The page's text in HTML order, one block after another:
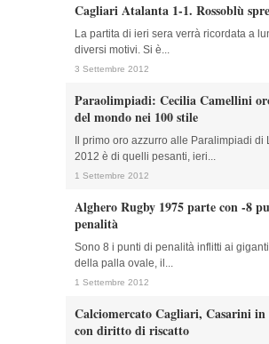
Cagliari Atalanta 1-1. Rossoblù
La partita di ieri sera verrà ricordata a
diversi motivi. Si è...
3 Settembre 2012
Paraolimpiadi: Cecilia Camellini
del mondo nei 100 stile
Il primo oro azzurro alle Paralimpiadi di
2012 è di quelli pesanti, ieri...
1 Settembre 2012
Alghero Rugby 1975 parte con -8
penalità
Sono 8 i punti di penalità inflitti ai
della palla ovale, il...
1 Settembre 2012
Calciomercato Cagliari, Casarini
con diritto di riscatto